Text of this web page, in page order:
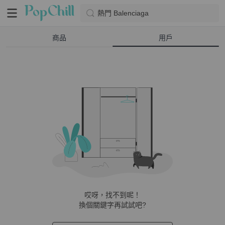
熱門 Balenciaga
商品 用戶
哎呀，找不到呢！
換個關鍵字再試試吧?